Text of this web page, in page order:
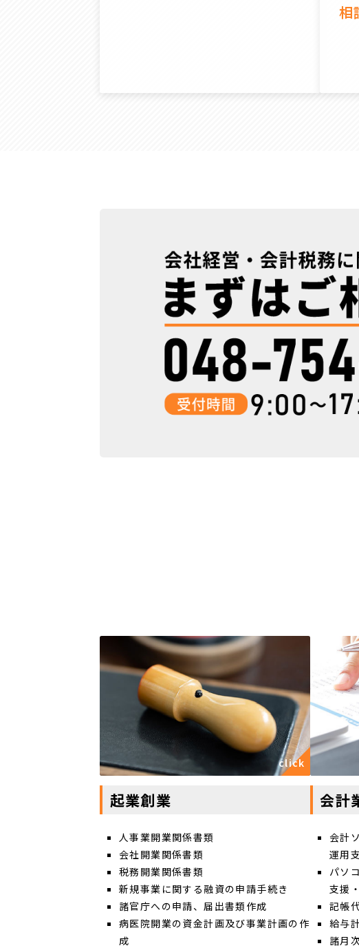
相
起業創業
人事業開業関係書類
会社開業関係書類
税務開業関係書類
新規事業に関する融資の申請手続き
諸官庁への申請、届出書類作成
病医院開業の資金計画及び事業計画の作
成
会計
会計
運用
パソ
支援
記帳
給与
諸月